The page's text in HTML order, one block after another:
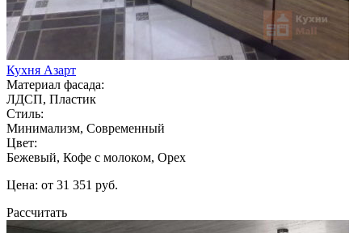
Кухня Азарт
Материал фасада:
ЛДСП, Пластик
Стиль:
Минимализм, Современный
Цвет:
Бежевый, Кофе с молоком, Орех
Цена: от 31 351 руб.
Рассчитать